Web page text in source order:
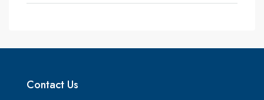
Contact Us